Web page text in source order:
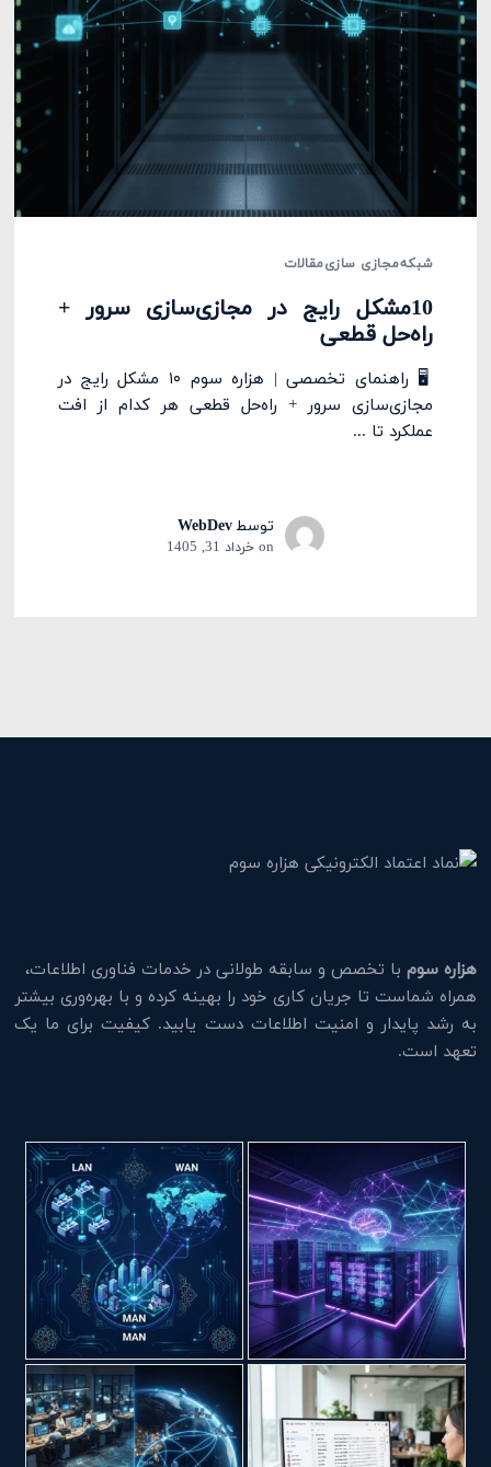
شبکهمجازی سازیمقالات
10مشکل رایج در مجازی‌سازی سرور +
راه‌حل قطعی
🖥️ راهنمای تخصصی | هزاره سوم ۱۰ مشکل رایج در
مجازی‌سازی سرور + راه‌حل قطعی هر کدام از افت
عملکرد تا ...
توسطWebDev
onخرداد 31, 1405
هزاره سوم با تخصص و سابقه طولانی در خدمات فناوری اطلاعات،
همراه شماست تا جریان کاری خود را بهینه کرده و با بهره‌وری بیشتر
به رشد پایدار و امنیت اطلاعات دست یابید. کیفیت برای ما یک
تعهد است.